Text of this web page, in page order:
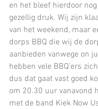
en het bleef hierdoor
gezellig druk. Wij zijn
van het weekend, maar
dorps BBQ die wij de
aanbieden vanwege on
hebben vele BBQ’ers
dus dat gaat vast goed
om 20.30 uur vanavond
met de band Kiek Now